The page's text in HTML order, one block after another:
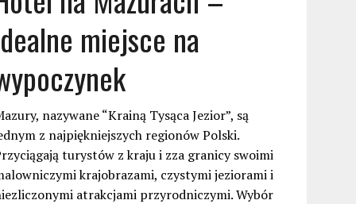
miejsce na
nazywane “Krainą Tysąca Jezior”, są
z najpiękniejszych regionów Polski.
turystów z kraju i zza granicy swoimi
krajobrazami, czystymi jeziorami i
atrakcjami przyrodniczymi. Wybór